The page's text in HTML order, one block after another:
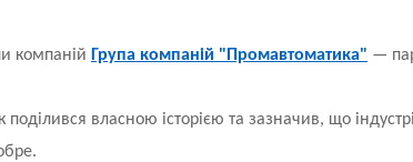
компаній Група компаній "Промавтоматика" —
власною історією та зазначив, що